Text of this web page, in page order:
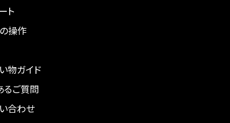
ト
操作
物ガイド
るご質問
合わせ